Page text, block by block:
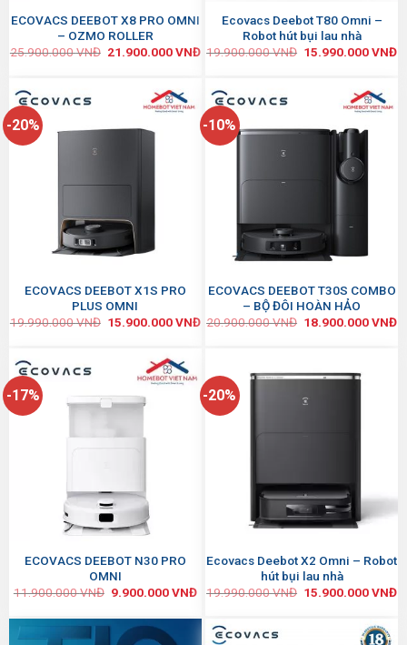
ECOVACS DEEBOT X8 PRO OMNI
– OZMO ROLLER
25.900.000VNĐ 21.900.000VNĐ
Ecovacs Deebot T80 Omni –
Robot hút bụi lau nhà
19.900.000VNĐ 15.990.000VNĐ
-20%
ECOVACS DEEBOT X1S PRO
PLUS OMNI
19.990.000VNĐ 15.900.000VNĐ
-10%
ECOVACS DEEBOT T30S COMBO
– BỘ ĐÔI HOÀN HẢO
20.900.000VNĐ 18.900.000VNĐ
-17%
ECOVACS DEEBOT N30 PRO
OMNI
11.900.000VNĐ 9.900.000VNĐ
-20%
Ecovacs Deebot X2 Omni – Robot
hút bụi lau nhà
19.990.000VNĐ 15.900.000VNĐ